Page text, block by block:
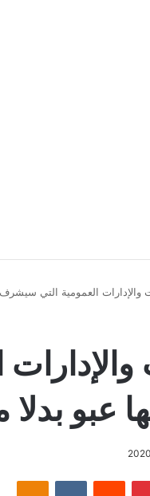
والإدارات العمومية التي
بدلا
بينتيريست